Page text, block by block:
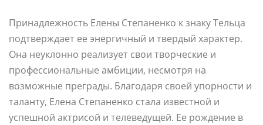
Принадлежность Елены Степаненко к знаку Тельца
подтверждает ее энергичный и твердый характер.
Она неуклонно реализует свои творческие и
профессиональные амбиции, несмотря на
возможные преграды. Благодаря своей упорности и
таланту, Елена Степаненко стала известной и
успешной актрисой и телеведущей. Ее рождение в